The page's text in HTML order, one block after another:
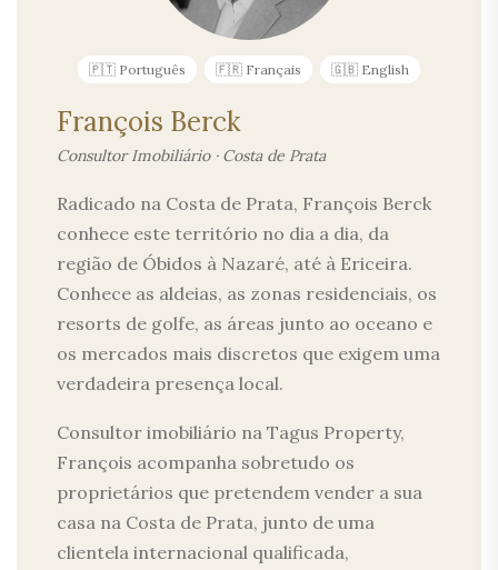
🇵🇹 Português 🇫🇷 Français 🇬🇧 English
François Berck
Consultor Imobiliário · Costa de Prata
Radicado na Costa de Prata, François Berck
conhece este território no dia a dia, da
região de Óbidos à Nazaré, até à Ericeira.
Conhece as aldeias, as zonas residenciais, os
resorts de golfe, as áreas junto ao oceano e
os mercados mais discretos que exigem uma
verdadeira presença local.
Consultor imobiliário na Tagus Property,
François acompanha sobretudo os
proprietários que pretendem vender a sua
casa na Costa de Prata, junto de uma
clientela internacional qualificada,